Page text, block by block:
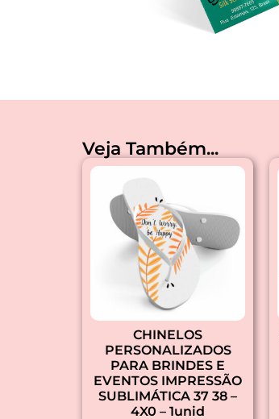
Veja Também...
CHINELOS
PERSONALIZADOS
PARA BRINDES E
EVENTOS IMPRESSÃO
SUBLIMÁTICA 37 38 –
4X0 – 1unid